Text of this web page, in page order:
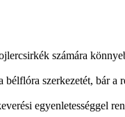
számára
szerkezetét, bár a
egyenletességgel